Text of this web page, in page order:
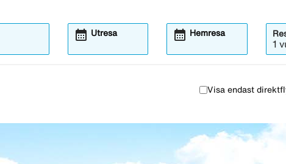
Utresa
calendar_month Hemresa
calendar_month
1
Visa endast